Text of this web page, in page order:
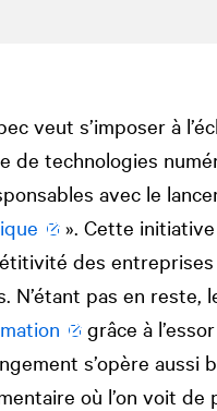
veut s’imposer à
de technologies
avec le
». Cette
des
N’étant pas en reste,
grâce à
s’opère aussi
où l’on voit